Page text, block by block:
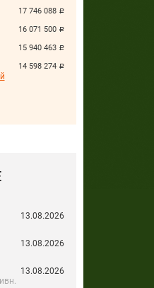
17 746 088 руб.
16 071 500 руб.
15 940 463 руб.
14 598 274 руб.
13.08.2026
13.08.2026
13.08.2026